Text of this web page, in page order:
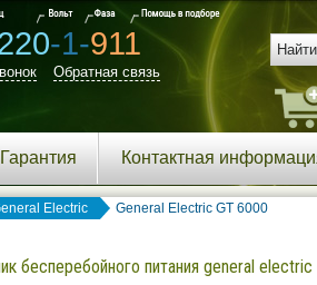
-1-911
Обратная связь
Гарантия Контактная
Electric General Electric GT 6000
бесперебойного питания general